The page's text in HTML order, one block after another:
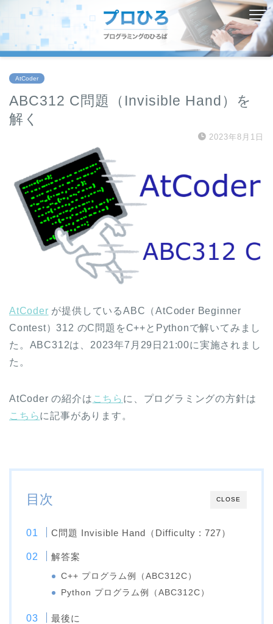
AtCoder
ABC312 C問題（Invisible Hand）を
解く
2023年8月1日
AtCoder が提供しているABC（AtCoder Beginner
Contest）312 のC問題をC++とPythonで解いてみまし
た。ABC312は、2023年7月29日21:00に実施されまし
た。
AtCoder の紹介は こちら に、プログラミングの方針は
こちらに記事があります。
CLOSE
目次
C問題 Invisible Hand（Difficulty : 727）
解答案
C++ プログラム例（ABC312C）
Python プログラム例（ABC312C）
最後に